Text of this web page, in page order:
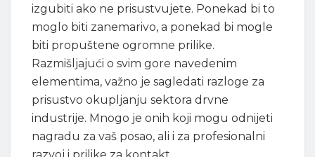
izgubiti ako ne prisustvujete. Ponekad bi to
moglo biti zanemarivo, a ponekad bi mogle
biti propuštene ogromne prilike.
Razmišljajući o svim gore navedenim
elementima, važno je sagledati razloge za
prisustvo okupljanju sektora drvne
industrije. Mnogo je onih koji mogu odnijeti
nagradu za vaš posao, ali i za profesionalni